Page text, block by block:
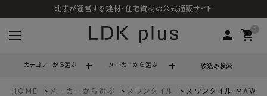
北恵が運営する建材・住宅資材の公式通販サイト
person 0
shopping_cart
カテゴリーから選ぶ メーカーから選ぶ 絞込み検索
HOME メーカーから選ぶ スワンタイル スワンタイル MAW